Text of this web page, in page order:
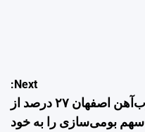
Next:
ذوب‌آهن اصفهان ۲۷ درصد از
سهم بومی‌سازی را به خود